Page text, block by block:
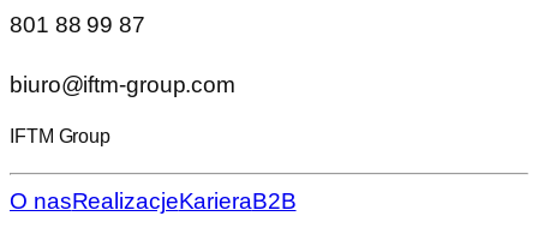
801 88 99 87
biuro@iftm-group.com
IFTM Group
O nasRealizacjeKarieraB2B